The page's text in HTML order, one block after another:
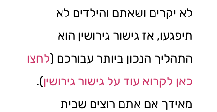
לא יקרים ושאתם והילדים לא
תיפגעו, אז גישור גירושין הוא
התהליך הנכון ביותר עבורכם (לחצו
כאן לקרוא עוד על גישור גירושין).
מאידך אם אתם רוצים שבית